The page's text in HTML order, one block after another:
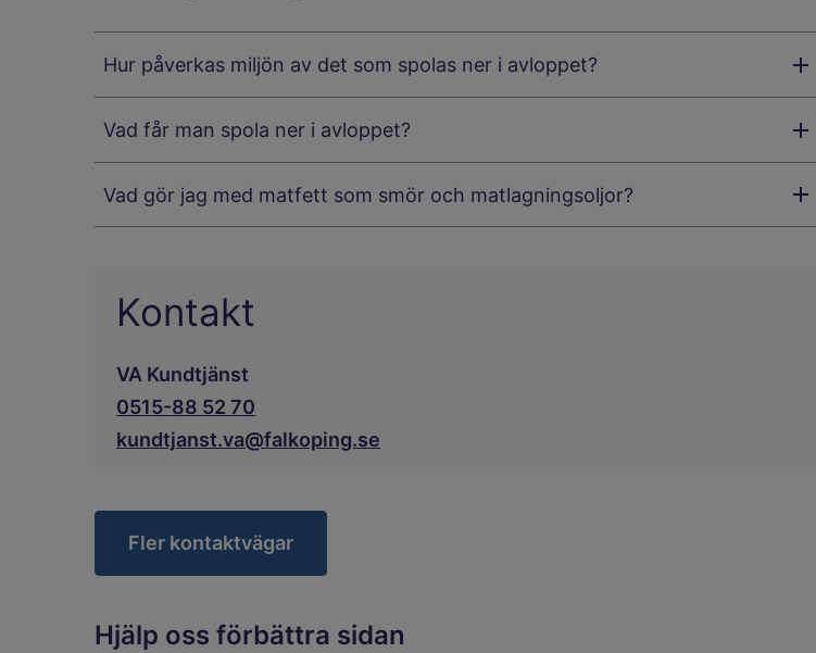
Hur påverkas miljön av det som spolas ner i avloppet?
Vad får man spola ner i avloppet?
Vad gör jag med matfett som smör och matlagningsoljor?
Kontakt
VA Kundtjänst
0515-88 52 70
kundtjanst.va@falkoping.se
Fler kontaktvägar
Hjälp oss förbättra sidan